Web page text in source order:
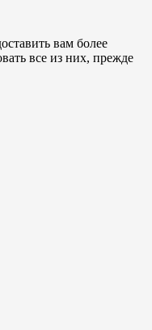
вам более
все из них, прежде